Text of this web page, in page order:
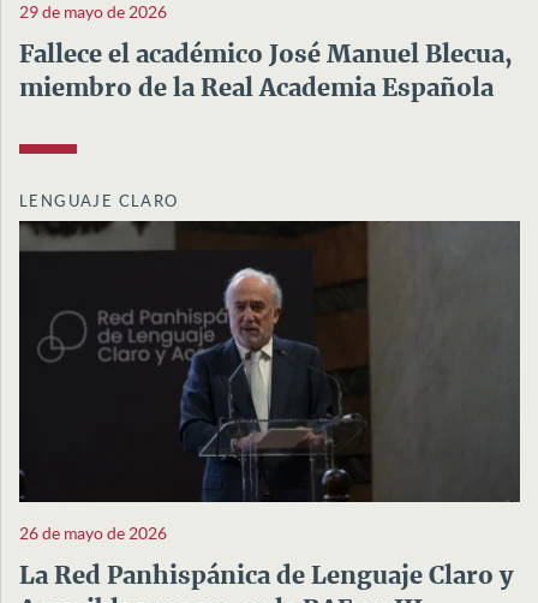
29 de mayo de 2026
Fallece el académico José Manuel Blecua,
miembro de la Real Academia Española
LENGUAJE CLARO
26 de mayo de 2026
La Red Panhispánica de Lenguaje Claro y